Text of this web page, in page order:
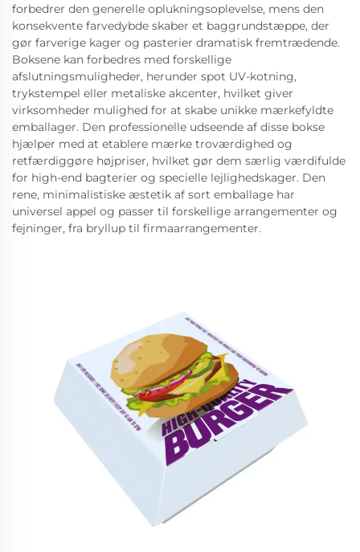
forbedrer den generelle oplukningsoplevelse, mens den
konsekvente farvedybde skaber et baggrundstæppe, der
gør farverige kager og pasterier dramatisk fremtrædende.
Boksene kan forbedres med forskellige
afslutningsmuligheder, herunder spot UV-kotning,
trykstempel eller metaliske akcenter, hvilket giver
virksomheder mulighed for at skabe unikke mærkefyldte
emballager. Den professionelle udseende af disse bokse
hjælper med at etablere mærke troværdighed og
retfærdiggøre højpriser, hvilket gør dem særlig værdifulde
for high-end bagterier og specielle lejlighedskager. Den
rene, minimalistiske æstetik af sort emballage har
universel appel og passer til forskellige arrangementer og
fejninger, fra bryllup til firmaarrangementer.